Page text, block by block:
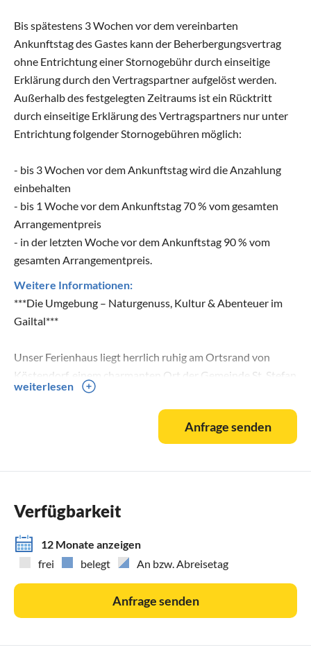
Bis spätestens 3 Wochen vor dem vereinbarten
Ankunftstag des Gastes kann der Beherbergungsvertrag
ohne Entrichtung einer Stornogebühr durch einseitige
Erklärung durch den Vertragspartner aufgelöst werden.
Außerhalb des festgelegten Zeitraums ist ein Rücktritt
durch einseitige Erklärung des Vertragspartners nur unter
Entrichtung folgender Stornogebühren möglich:
- bis 3 Wochen vor dem Ankunftstag wird die Anzahlung
einbehalten
- bis 1 Woche vor dem Ankunftstag 70 % vom gesamten
Arrangementpreis
- in der letzten Woche vor dem Ankunftstag 90 % vom
gesamten Arrangementpreis.
Weitere Informationen:
***Die Umgebung – Naturgenuss, Kultur & Abenteuer im
Gailtal***
Unser Ferienhaus liegt herrlich ruhig am Ortsrand von
Köstendorf, einem charmanten Ort der Gemeinde St. Stefan
im Gailtal, auf 670 m Seehöhe – eingebettet zwischen den
Karnischen Alpen im Süden und den Gailtaler Alpen im
Norden. Die Lage beim Dreiländereck Österreich – Italien –
Slowenien macht unsere Region zum idealen
***Adriatische Schönwetterzone – ein Klima zum
Durchatmen***
Unsere Region liegt in der adriatischen Schönwetterzone
des mittleren Gailtals – ein Klima mit hoher
Luftfeuchtigkeit, vielen Sonnentagen und milder
Atemwege und stärken das Immunsystem – perfekt für alle,
weiterlesen
Anfrage senden
Verfügbarkeit
12 Monate anzeigen
frei
belegt An bzw. Abreisetag
Anfrage senden